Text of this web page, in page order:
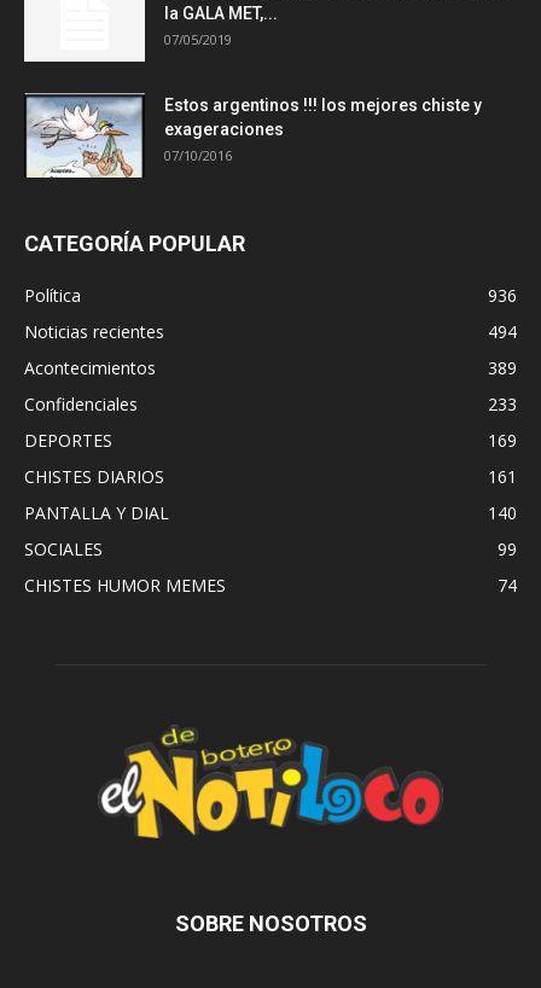
la GALA MET,...
07/05/2019
Estos argentinos !!! los mejores chiste y
exageraciones
07/10/2016
CATEGORÍA POPULAR
Política
936
Noticias recientes
494
Acontecimientos
389
Confidenciales
233
DEPORTES
169
CHISTES DIARIOS
161
PANTALLA Y DIAL
140
SOCIALES
99
CHISTES HUMOR MEMES
74
SOBRE NOSOTROS